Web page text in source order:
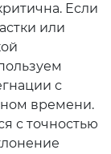
Если
или
с
времени.
с точностью